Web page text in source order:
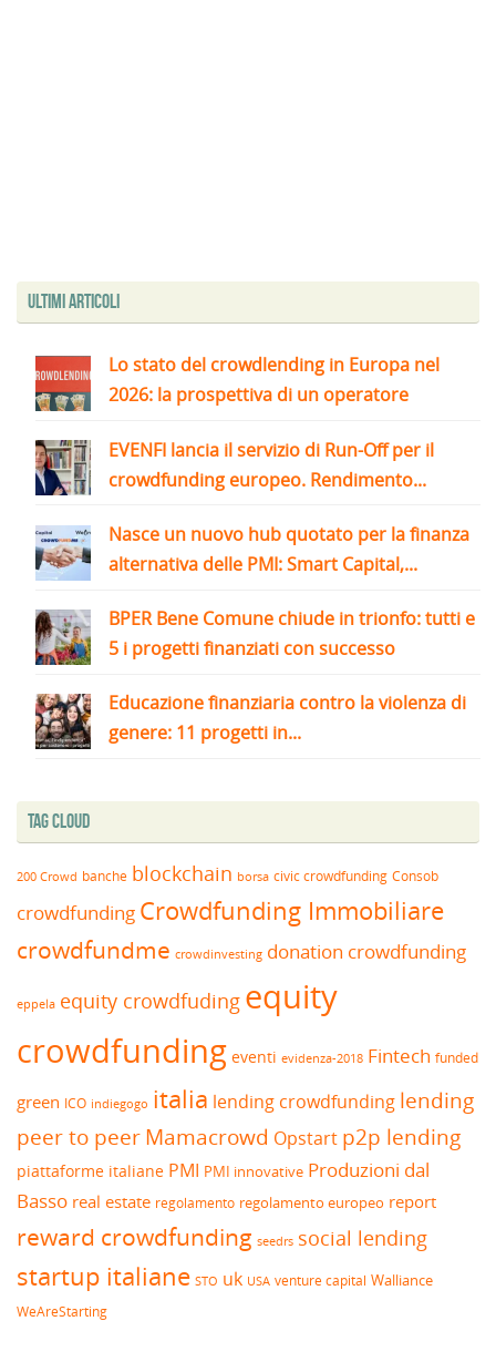
Ultimi articoli
Lo stato del crowdlending in Europa nel
2026: la prospettiva di un operatore
EVENFI lancia il servizio di Run-Off per il
crowdfunding europeo. Rendimento...
Nasce un nuovo hub quotato per la finanza
alternativa delle PMI: Smart Capital,...
BPER Bene Comune chiude in trionfo: tutti e
5 i progetti finanziati con successo
Educazione finanziaria contro la violenza di
genere: 11 progetti in...
Tag Cloud
200 Crowd banche blockchain borsa civic crowdfunding Consob
crowdfunding Crowdfunding Immobiliare
crowdfundme crowdinvesting donation crowdfunding
eppela equity crowdfuding equity
crowdfunding eventi evidenza-2018 Fintech funded
green ICO indiegogo italia lending crowdfunding lending
peer to peerMamacrowd Opstart p2p lending
piattaforme italiane PMI PMI innovative Produzioni dal
Basso real estate regolamento regolamento europeo report
reward crowdfunding seedrs social lending
startup italiane STO uk USA venture capital Walliance
WeAreStarting